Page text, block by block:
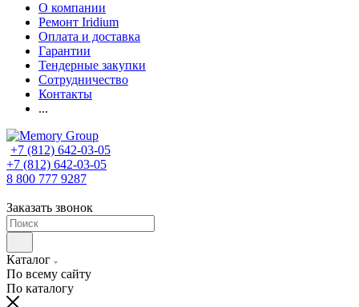
О компании
Ремонт Iridium
Оплата и доставка
Гарантии
Тендерные закупки
Сотрудничество
Контакты
...
+7 (812) 642-03-05
+7 (812) 642-03-05
8 800 777 9287
Заказать звонок
Каталог
По всему сайту
По каталогу